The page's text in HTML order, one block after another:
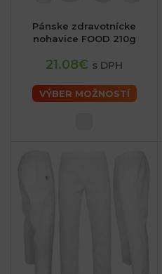
Pánske zdravotnícke
nohavice FOOD 210g
21.08€ s DPH
VÝBER MOŽNOSTÍ